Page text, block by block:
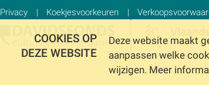
Privacy Koekjesvoorkeuren
COOKIES OP
DEZE WEBSITE
Deze website maakt
aanpassen welke
wijzigen. Meer